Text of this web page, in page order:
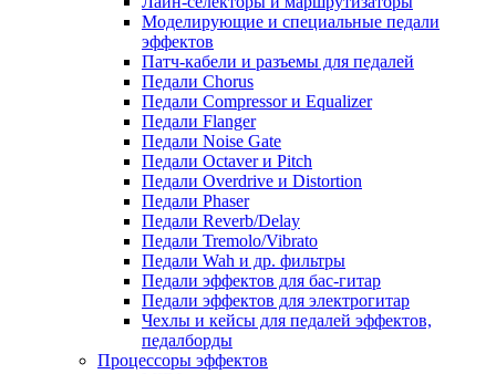
Моделирующие и специальные педали
эффектов
Патч-кабели и разъемы для педалей
Педали Chorus
Педали Compressor и Equalizer
Педали Flanger
Педали Noise Gate
Педали Octaver и Pitch
Педали Overdrive и Distortion
Педали Phaser
Педали Reverb/Delay
Педали Tremolo/Vibrato
Педали Wah и др. фильтры
Педали эффектов для бас-гитар
Педали эффектов для электрогитар
Чехлы и кейсы для педалей эффектов,
педалборды
Процессоры эффектов